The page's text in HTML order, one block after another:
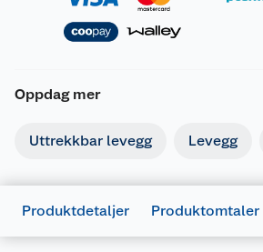
Oppdag mer
Uttrekkbar levegg Levegg
Produktdetaljer Produktomtaler